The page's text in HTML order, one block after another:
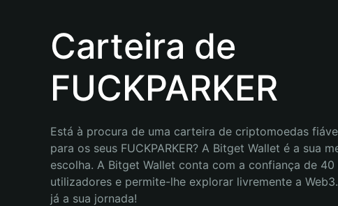
Português (Portugal)
Bahasa Indonesia
Português (Brasil)
Español (Argentina)
Carteira de
FUCKPARKER
Está à procura de uma carteira de criptomoedas
para os seus FUCKPARKER? A Bitget Wallet é a sua
escolha. A Bitget Wallet conta com a confiança de 40
utilizadores e permite-lhe explorar livremente a
já a sua jornada!